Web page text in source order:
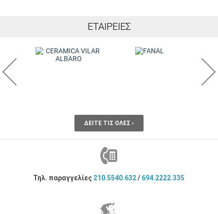
ΕΤΑΙΡΕΊΕΣ
ΔΕΊΤΕ ΤΙΣ ΌΛΕΣ ›
Τηλ. παραγγελίες 210.5540.632/ 694.2222.335